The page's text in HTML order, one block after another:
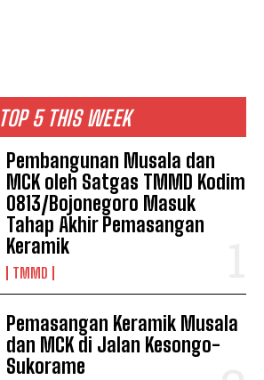
TOP 5 THIS WEEK
Pembangunan Musala dan
MCK oleh Satgas TMMD Kodim
0813/Bojonegoro Masuk
Tahap Akhir Pemasangan
Keramik
TMMD
Pemasangan Keramik Musala
dan MCK di Jalan Kesongo-
Sukorame